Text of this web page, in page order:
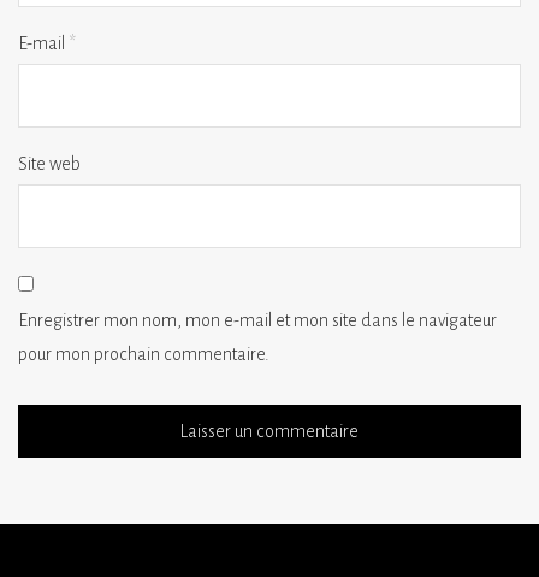
E-mail *
Site web
Enregistrer mon nom, mon e-mail et mon site dans le navigateur
pour mon prochain commentaire.